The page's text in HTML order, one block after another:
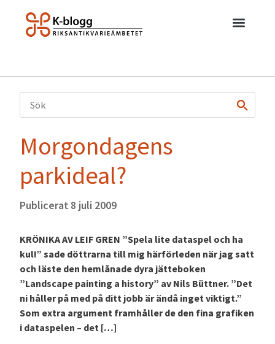
Morgondagens
parkideal?
Publicerat 8 juli 2009
KRÖNIKA AV LEIF GREN ”Spela lite dataspel och ha
kul!” sade döttrarna till mig härförleden när jag satt
och läste den hemlånade dyra jätteboken
”Landscape painting a history” av Nils Büttner. ”Det
ni håller på med på ditt jobb är ändå inget viktigt.”
Som extra argument framhåller de den fina grafiken
i dataspelen – det […]